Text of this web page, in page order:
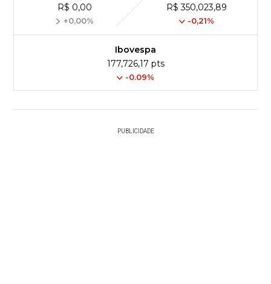
R$ 0,00
+0,00%
R$ 350,023,89
-0,21%
Ibovespa
177,726,17 pts
-0.09%
PUBLICIDADE